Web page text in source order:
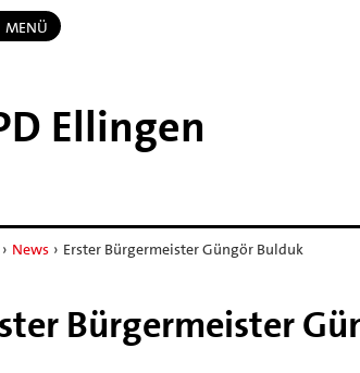
MENÜ
Ellingen
› News › Erster Bürgermeister Güngör Bulduk
Bürgermeister